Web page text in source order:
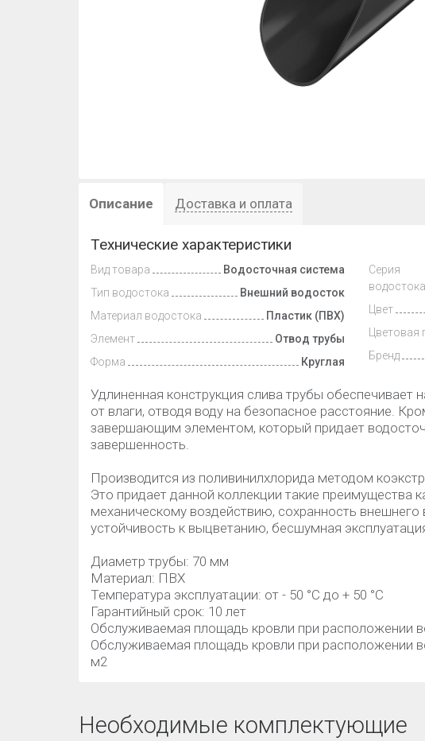
Описание Доставка и оплата
Технические характеристики
Вид товара
Водосточная система
Тип водостока
Внешний водосток
Материал водостока
Пластик (ПВХ)
Элемент
Отвод трубы
Форма
Круглая
Серия
водостока
Цвет
Цветовая
Бренд
Удлиненная конструкция слива трубы
от влаги, отводя воду на безопасное расстояние.
завершающим элементом, который придает
завершенность.
Производится из поливинилхлорида методом
Это придает данной коллекции такие преимущества
механическому воздействию, сохранность внешнего
устойчивость к выцветанию, бесшумная
Диаметр трубы: 70 мм
Материал: ПВХ
Температура эксплуатации: от - 50 °C до + 50 °C
Гарантийный срок: 10 лет
Обслуживаемая площадь кровли при расположении
Обслуживаемая площадь кровли при расположении
м2
Необходимые комплектующие